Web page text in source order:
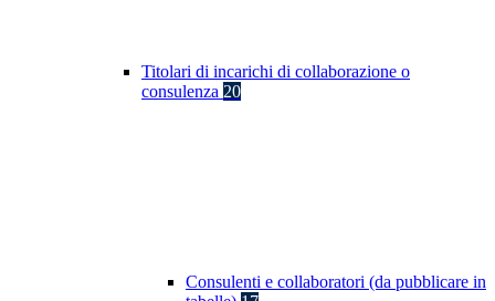
Titolari di incarichi di collaborazione o
consulenza 20
Consulenti e collaboratori (da pubblicare in